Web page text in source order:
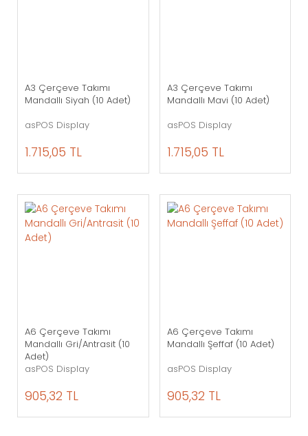
A3 Çerçeve Takımı
Mandallı Siyah (10 Adet)
asPOS Display
1.715,05 TL
A3 Çerçeve Takımı
Mandallı Mavi (10 Adet)
asPOS Display
1.715,05 TL
A6 Çerçeve Takımı
Mandallı Gri/Antrasit (10
Adet)
asPOS Display
905,32 TL
A6 Çerçeve Takımı
Mandallı Şeffaf (10 Adet)
asPOS Display
905,32 TL